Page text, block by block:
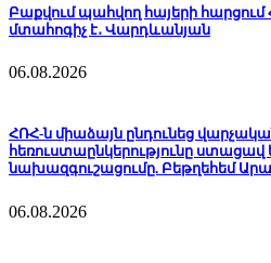
Բաքվում պահվող հայերի հարցում
մտահոգիչ է․ Վարդևանյան
06.08.2026
ՀՌՀ-ն միաձայն ընդունեց
հեռուստաընկերությունը ստացավ
նախազգուշացումը. Բեթղեհեմ
06.08.2026